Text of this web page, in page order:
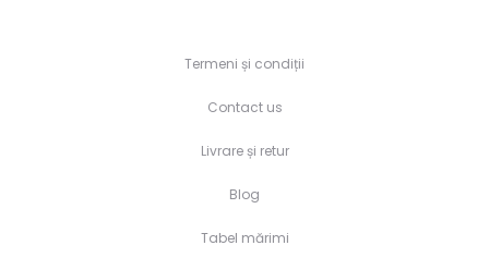
Termeni și condiții
Contact us
Livrare și retur
Blog
Tabel mărimi